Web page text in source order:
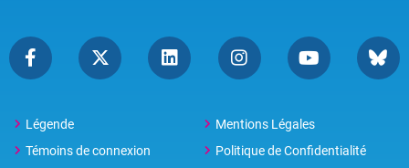
Légende
Mentions Légales
Témoins de connexion
Politique de Confidentialité